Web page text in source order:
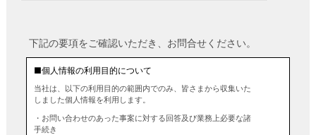
下記の要項をご確認いただき、お問合せください。
■個人情報の利用目的について
当社は、以下の利用目的の範囲内でのみ、皆さまから収集いた
しました個人情報を利用します。
・お問い合わせのあった事案に対する回答及び業務上必要な諸
手続き